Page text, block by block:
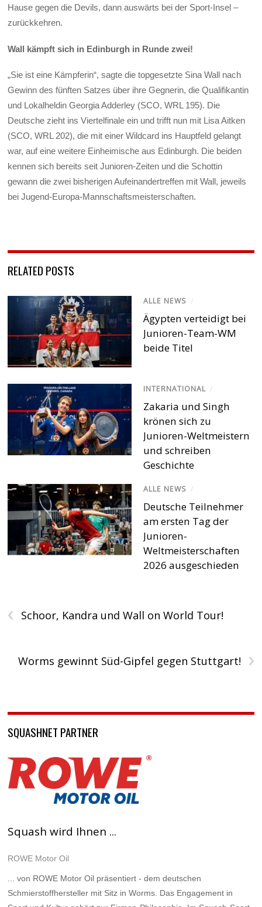
Hause gegen die Devils, dann auswärts bei der Sport-Insel –
zurückkehren.
Wall kämpft sich in Edinburgh in Runde zwei!
„Sie ist eine Kämpferin“, sagte die topgesetzte Sina Wall nach
Gewinn des fünften Satzes über ihre Gegnerin, die Qualifikantin
und Lokalheldin Georgia Adderley (SCO, WRL 195). Die
Deutsche zieht ins Viertelfinale ein und trifft nun mit Lisa Aitken
(SCO, WRL 202), die mit einer Wildcard ins Hauptfeld gelangt
war, auf eine weitere Einheimische aus Edinburgh. Die beiden
kennen sich bereits seit Junioren-Zeiten und die Schottin
gewann die zwei bisherigen Aufeinandertreffen mit Wall, jeweils
bei Jugend-Europa-Mannschaftsmeisterschaften.
RELATED POSTS
ALLE NEWS /
Ägypten verteidigt bei
Junioren-Team-WM
beide Titel
INTERNATIONAL /
Zakaria und Singh
krönen sich zu
Junioren-Weltmeistern
und schreiben
Geschichte
ALLE NEWS /
Deutsche Teilnehmer
am ersten Tag der
Junioren-
Weltmeisterschaften
2026 ausgeschieden
‹ Schoor, Kandra und Wall on World Tour!
›
Worms gewinnt Süd-Gipfel gegen Stuttgart!
SQUASHNET PARTNER
Squash wird Ihnen ...
ROWE Motor Oil
... von ROWE Motor Oil präsentiert - dem deutschen
Schmierstoffhersteller mit Sitz in Worms. Das Engagement in